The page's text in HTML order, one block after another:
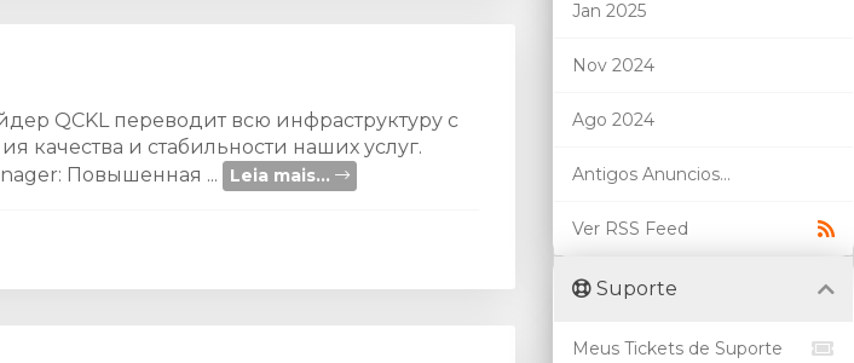
QCKL переводит всю инфраструктуру с
качества и стабильности наших услуг.
Повышенная ...
Leia mais...
Jan 2025
Nov 2024
Ago 2024
Antigos Anuncios...
Ver RSS Feed
Suporte
Meus Tickets de Suporte